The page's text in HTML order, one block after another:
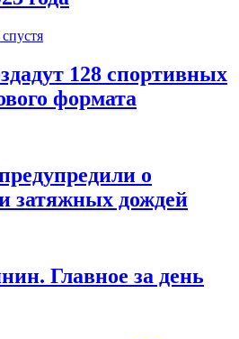
128 спортивных
формата
о
затяжных дождей
Главное за день